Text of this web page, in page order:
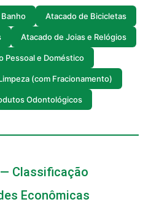
Atacado de Bicicletas
Atacado de Joias e Relógios
Pessoal e Doméstico
(com Fracionamento)
Odontológicos
Classificação
Econômicas